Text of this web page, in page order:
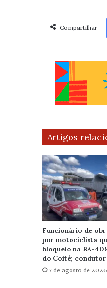
Compartilhar
Artigos
Funcionário de
por motociclista
bloqueio na BA-
do Coité;
7 de agosto de 2026